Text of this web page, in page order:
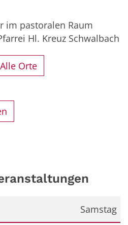
im pastoralen Raum
Hl. Kreuz Schwalbach
Orte
Samstag